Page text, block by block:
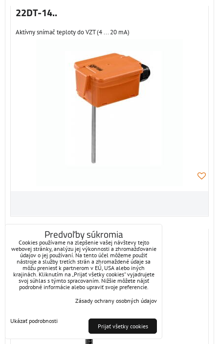
22DT-14..
Aktívny snímač teploty do VZT (4 ... 20 mA)
22DTH-11..
Snímač teploty, vlhkosti do VZT (0÷10 V)
Predvoľby súkromia
Cookies používame na zlepšenie vašej návštevy tejto
webovej stránky, analýzu jej výkonnosti a zhromažďovanie
údajov o jej používaní. Na tento účel môžeme použiť
nástroje a služby tretích strán a zhromaždené údaje sa
môžu preniesť k partnerom v EÚ, USA alebo iných
krajinách. Kliknutím na „Prijať všetky cookies“ vyjadrujete
svoj súhlas s týmto spracovaním. Nižšie môžete nájsť
podrobné informácie alebo upraviť svoje preferencie.
Zásady ochrany osobných údajov
Ukázať podrobnosti
Prijať všetky cookies